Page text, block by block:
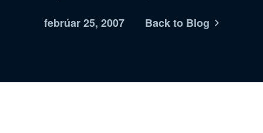
febrúar 25, 2007 Back to Blog